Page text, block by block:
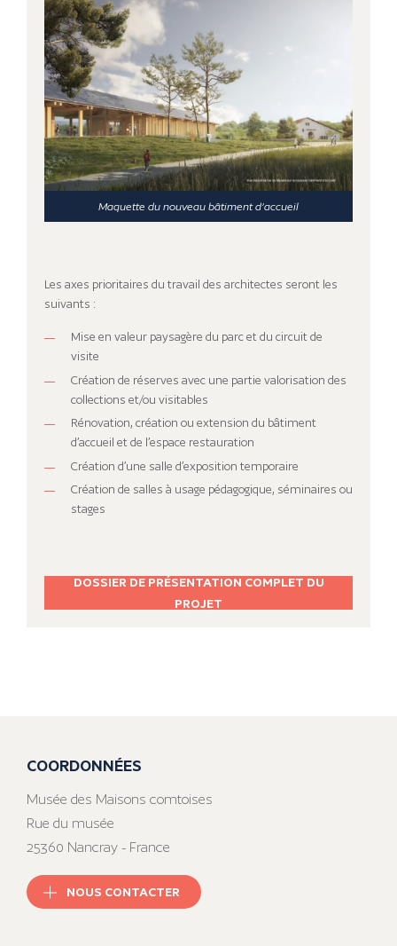
Maquette du nouveau bâtiment d’accueil
Les axes prioritaires du travail des architectes seront les
suivants :
Mise en valeur paysagère du parc et du circuit de
visite
Création de réserves avec une partie valorisation des
collections et/ou visitables
Rénovation, création ou extension du bâtiment
d’accueil et de l’espace restauration
Création d’une salle d’exposition temporaire
Création de salles à usage pédagogique, séminaires ou
stages
DOSSIER DE PRÉSENTATION COMPLET DU
PROJET
COORDONNÉES
Musée des Maisons comtoises
Rue du musée
25360 Nancray - France
NOUS CONTACTER